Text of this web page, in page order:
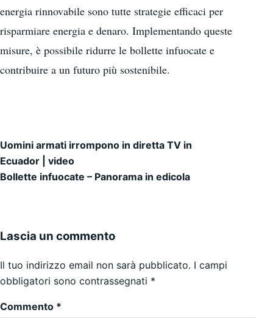
energia rinnovabile sono tutte strategie efficaci per
risparmiare energia e denaro. Implementando queste
misure, è possibile ridurre le bollette infuocate e
contribuire a un futuro più sostenibile.
Navigazione articoli
Uomini armati irrompono in diretta TV in
Ecuador | video
Bollette infuocate – Panorama in edicola
Lascia un commento
Il tuo indirizzo email non sarà pubblicato. I campi
obbligatori sono contrassegnati *
Commento *